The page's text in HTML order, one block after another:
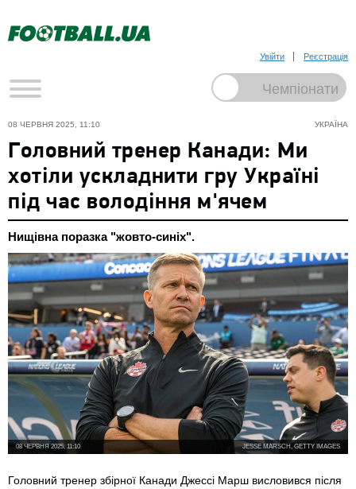
Увійти Реєстрація
УКРАЇНА
08 ЧЕРВНЯ 2025, 11:10
Головний тренер Канади: Ми
хотіли ускладнити гру Україні
під час володіння м'ячем
Нищівна поразка "жовто-синіх".
JESSE MARSCH, GETTY IMAGES
08 ЧЕРВНЯ 2025, 11:10
Головний тренер збірної Канади Джессі Марш висловився після